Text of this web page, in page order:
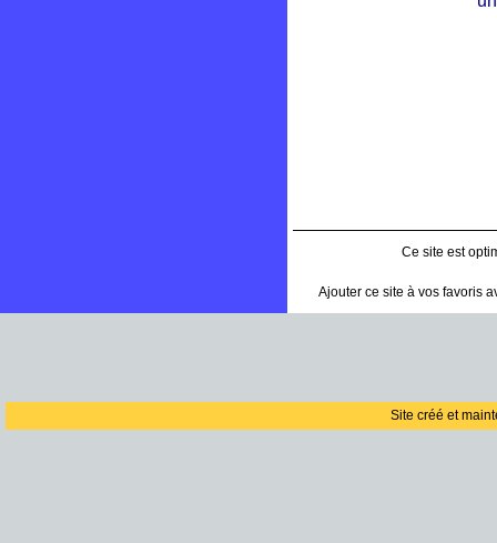
Ce site est
Ajouter ce site à vos favoris
Site créé et